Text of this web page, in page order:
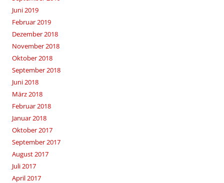
Juni 2019
Februar 2019
Dezember 2018
November 2018
Oktober 2018
September 2018
Juni 2018
März 2018
Februar 2018
Januar 2018
Oktober 2017
September 2017
August 2017
Juli 2017
April 2017